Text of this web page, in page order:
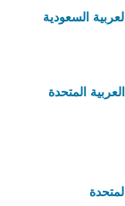
السعودية
المتحدة